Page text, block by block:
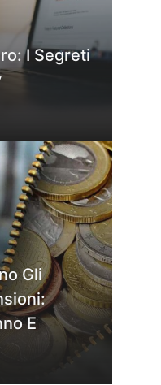
I Segreti
Gli
E